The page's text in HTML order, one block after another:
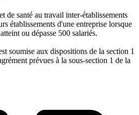
de santé au travail inter-établissements
établissements d'une entreprise lorsque
ou dépasse 500 salariés.
soumise aux dispositions de la section 1
prévues à la sous-section 1 de la